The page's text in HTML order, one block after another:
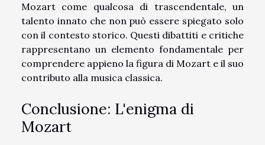
Mozart come qualcosa di trascendentale, un
talento innato che non può essere spiegato solo
con il contesto storico. Questi dibattiti e critiche
rappresentano un elemento fondamentale per
comprendere appieno la figura di Mozart e il suo
contributo alla musica classica.
Conclusione: L'enigma di
Mozart